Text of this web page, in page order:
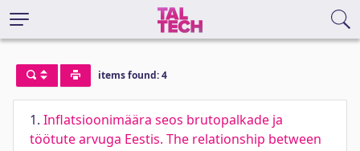
items found: 4
1. Inflatsioonimäära seos brutopalkade ja
töötute arvuga Eestis. The relationship between